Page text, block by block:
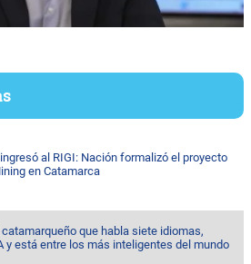
al RIGI: Nación formalizó el proyecto
en Catamarca
que habla siete idiomas,
y está entre los más inteligentes del mundo